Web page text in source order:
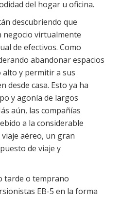
del hogar u oficina.
descubriendo que
negocio virtualmente
de efectivos. Como
abandonar espacios
alto y permitir a sus
desde casa. Esto ya ha
y agonía de largos
aún, las compañías
a la considerable
aéreo, un gran
de viaje y
tarde o temprano
EB-5 en la forma